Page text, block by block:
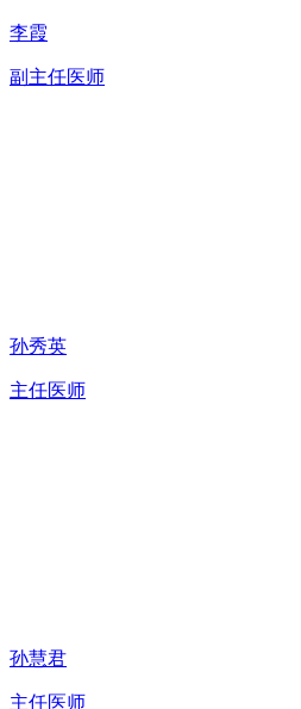
李霞
副主任医师
孙秀英
主任医师
孙慧君
主任医师